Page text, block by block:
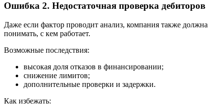
Ошибка 2. Недостаточная проверка дебиторов
Даже если фактор проводит анализ, компания также должна
понимать, с кем работает.
Возможные последствия:
высокая доля отказов в финансировании;
снижение лимитов;
дополнительные проверки и задержки.
Как избежать: